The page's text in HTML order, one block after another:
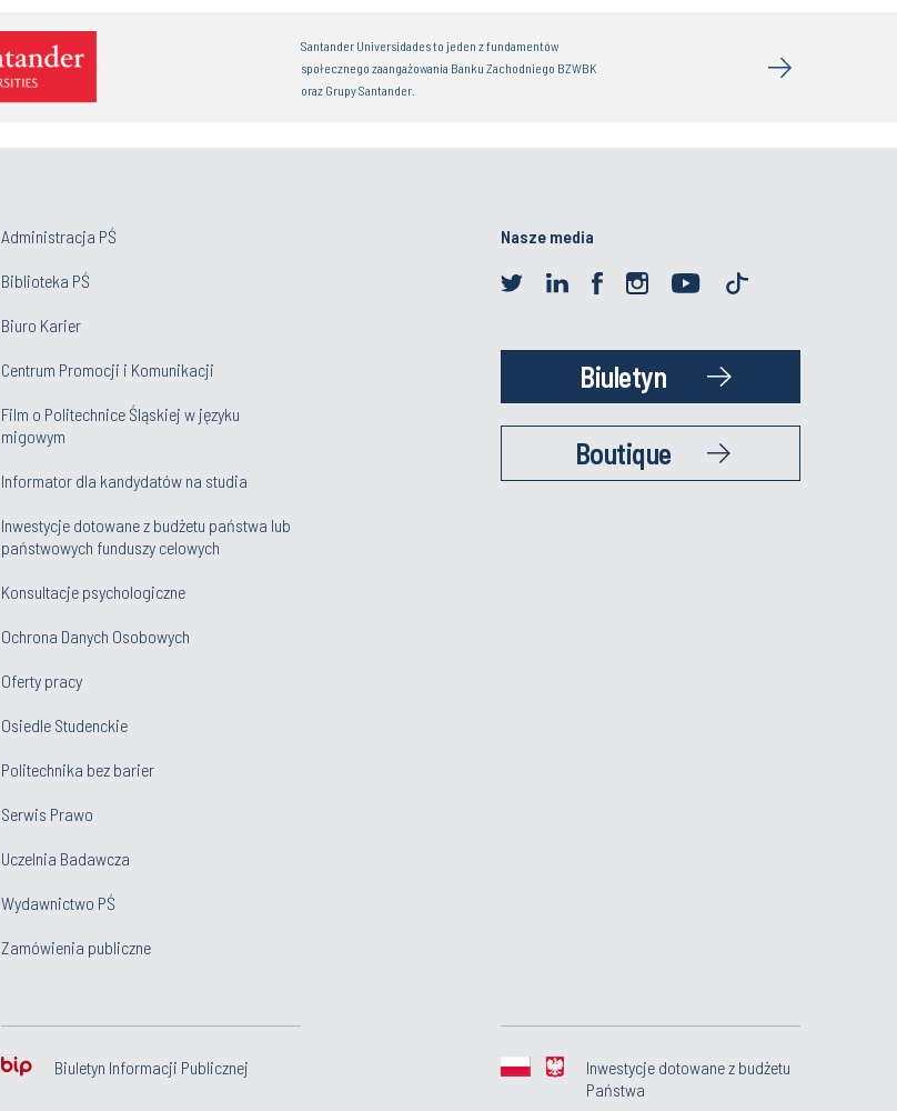
Santander Universidades to jeden z fundamentów
społecznego zaangażowania Banku Zachodniego BZWBK
oraz Grupy Santander.
Administracja PŚ
Biblioteka PŚ
Biuro Karier
Centrum Promocji i Komunikacji
Film o Politechnice Śląskiej w języku
migowym
Informator dla kandydatów na studia
Inwestycje dotowane z budżetu państwa lub
państwowych funduszy celowych
Konsultacje psychologiczne
Ochrona Danych Osobowych
Oferty pracy
Osiedle Studenckie
Politechnika bez barier
Serwis Prawo
Uczelnia Badawcza
Wydawnictwo PŚ
Zamówienia publiczne
Nasze media
Biuletyn
Boutique
Biuletyn Informacji Publicznej
Inwestycje dotowane z budżetu
Państwa